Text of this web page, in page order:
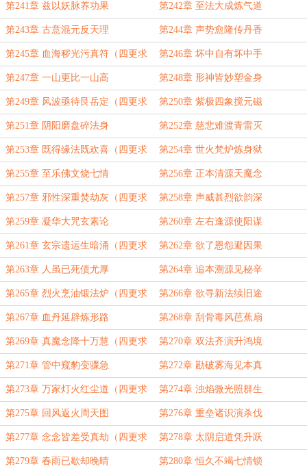
第241章 兹以妖脉养功果 第242章 至法大成炼气道
第243章 古意混元反天理 第244章 声势愈隆传丹香
第245章 血海秽光污真符（四更求
订！）
第246章 坏中自有坏中手
第247章 一山更比一山高 第248章 形神皆妙塑金身
第249章 风波亟待艮岳定（四更求
订！）
第250章 紫极四象搅元磁
第251章 阴阳磨盘碎法身 第252章 慈悲难渡青雷灭
第253章 既得缘法既欢喜（四更求
订！）
第254章 世火梵炉炼身狱
第255章 至乐佛文烧七情 第256章 正本清源天魔念
第257章 邪性深重焚劫灰（四更求
订！）
第258章 声威甚烈欲韵深
第259章 凝华大咒玄素论 第260章 左右逢源使阳谋
第261章 玄宗遗运生暗涌（四更求
订！）
第262章 欲了恩怨避因果
第263章 人虽已死债尤厚 第264章 追本溯源见秘辛
第265章 烈火烹油锻法炉（四更求
订！）
第266章 欲寻新法续旧途
第267章 血丹延辟炼形路 第268章 刮骨毒风芭蕉扇
第269章 真魔念降十万慧（四更求
订！）
第270章 双法齐演升鸿境
第271章 管中窥豹变骤急 第272章 勘破雾海见本真
第273章 万家灯火红尘道（四更求
订！）
第274章 浊焰微光照群生
第275章 回风返火周天图 第276章 重垒诸识演杀伐
第277章 念念皆差受真劫（四更求
订！）
第278章 太阴启道凭升跃
第279章 春雨已歇却晚晴 第280章 恒久不竭七情锁